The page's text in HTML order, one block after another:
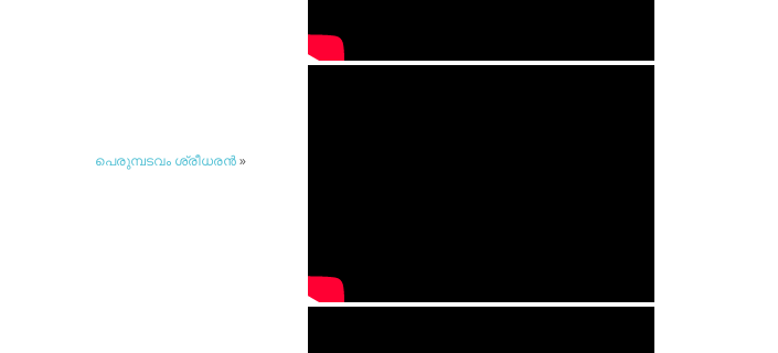
പെരുമ്പടവം ശ്രീധരന്‍»